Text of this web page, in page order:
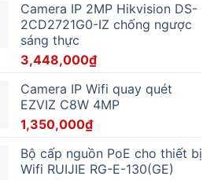
Camera IP 2MP Hikvision DS-
2CD2721G0-IZ chống ngược
sáng thực
3,448,000₫
Camera IP Wifi quay quét
EZVIZ C8W 4MP
1,350,000₫
Bộ cấp nguồn PoE cho thiết bị
Wifi RUIJIE RG-E-130(GE)